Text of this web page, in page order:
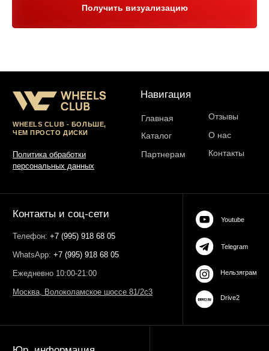
Получить визуализацию
ИНН 503021178964
Юридический адрес - 127486,
Россия, г Москва, ул Ивана
web-spc.com
Drive2